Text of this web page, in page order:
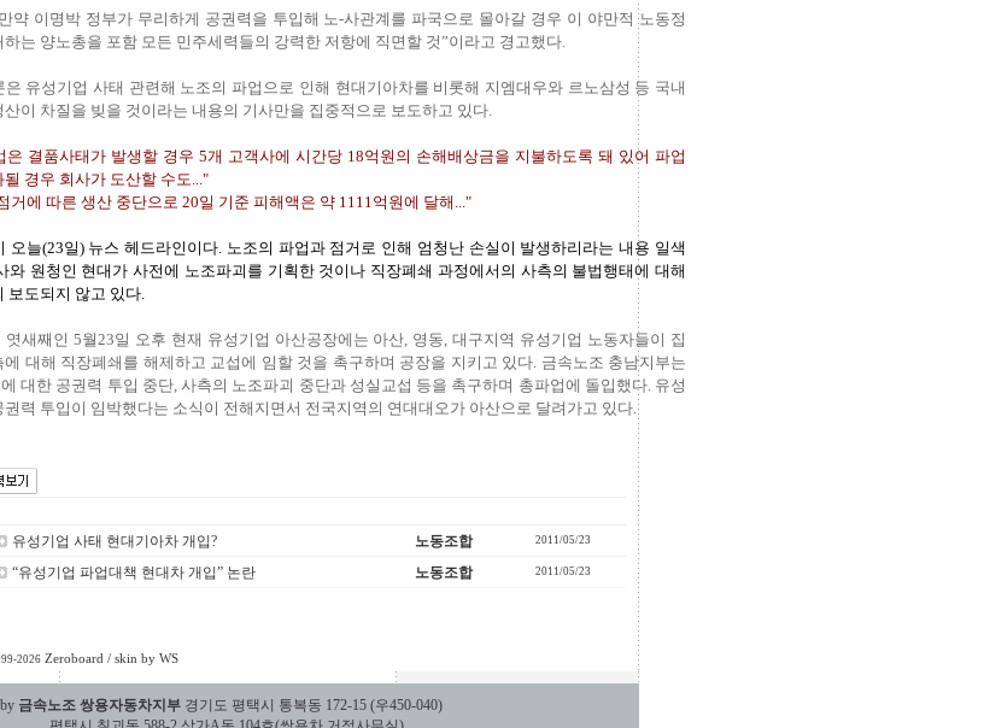
약 이명박 정부가 무리하게 공권력을 투입해 노-사관계를 파국으로 몰아갈 경우 이 야만적 노동정
하는 양노총을 포함 모든 민주세력들의 강력한 저항에 직면할 것”이라고 경고했다.
은 유성기업 사태 관련해 노조의 파업으로 인해 현대기아차를 비롯해 지엠대우와 르노삼성 등 국내
산이 차질을 빚을 것이라는 내용의 기사만을 집중적으로 보도하고 있다.
은 결품사태가 발생할 경우 5개 고객사에 시간당 18억원의 손해배상금을 지불하도록 돼 있어 파업
될 경우 회사가 도산할 수도..."
거에 따른 생산 중단으로 20일 기준 피해액은 약 1111억원에 달해..."
오늘(23일) 뉴스 헤드라인이다. 노조의 파업과 점거로 인해 엄청난 손실이 발생하리라는 내용 일색
와 원청인 현대가 사전에 노조파괴를 기획한 것이나 직장폐쇄 과정에서의 사측의 불법행태에 대해
보도되지 않고 있다.
엿새째인 5월23일 오후 현재 유성기업 아산공장에는 아산, 영동, 대구지역 유성기업 노동자들이 집
에 대해 직장폐쇄를 해제하고 교섭에 임할 것을 촉구하며 공장을 지키고 있다. 금속노조 충남지부는
대한 공권력 투입 중단, 사측의 노조파괴 중단과 성실교섭 등을 촉구하며 총파업에 돌입했다. 유성
권력 투입이 임박했다는 소식이 전해지면서 전국지역의 연대대오가 아산으로 달려가고 있다.
유성기업 사태 현대기아차 개입? 노동조합 2011/05/23
“유성기업 파업대책 현대차 개입” 논란 노동조합 2011/05/23
2026 Zeroboard / skin by WS
금속노조 쌍용자동차지부경기도 평택시 통복동 172-15 (우450-040)